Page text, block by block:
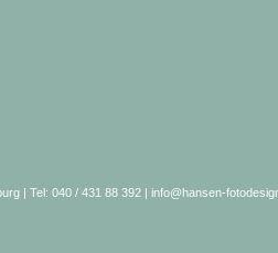
| Tel: 040 / 431 88 392 | info@hansen-